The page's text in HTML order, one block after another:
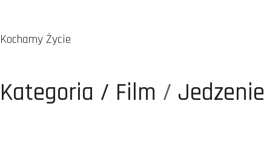
Kochamy Życie
Kategoria / Film / Jedzenie